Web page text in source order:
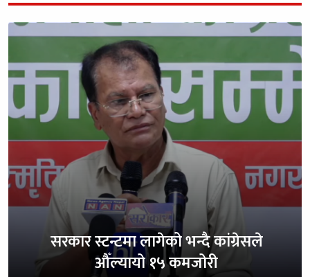
सरकार स्टन्टमा लागेको भन्दै कांग्रेसले
औँल्यायो १५ कमजोरी